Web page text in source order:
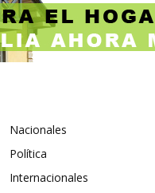
Nacionales
Política
Internacionales